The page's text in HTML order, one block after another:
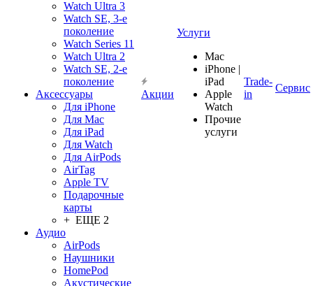
Watch Ultra 3
Watch SE, 3-е
поколение
Watch Series 11
Watch Ultra 2
Watch SE, 2-е
поколение
Аксессуары
Для iPhone
Для Mac
Для iPad
Для Watch
Для AirPods
AirTag
Apple TV
Подарочные
карты
+ ЕЩЕ 2
Аудио
AirPods
Наушники
HomePod
Акустические
Акции
Услуги
Mac
iPhone |
iPad
Apple
Watch
Прочие
услуги
Trade-
in
Сервис